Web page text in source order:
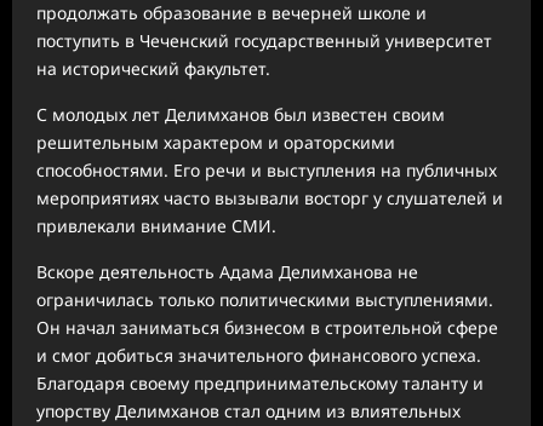
продолжать образование в вечерней школе и
поступить в Чеченский государственный университет
на исторический факультет.
С молодых лет Делимханов был известен своим
решительным характером и ораторскими
способностями. Его речи и выступления на публичных
мероприятиях часто вызывали восторг у слушателей и
привлекали внимание СМИ.
Вскоре деятельность Адама Делимханова не
ограничилась только политическими выступлениями.
Он начал заниматься бизнесом в строительной сфере
и смог добиться значительного финансового успеха.
Благодаря своему предпринимательскому таланту и
упорству Делимханов стал одним из влиятельных